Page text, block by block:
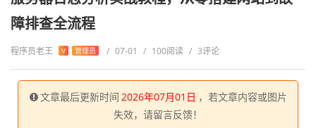
障排查全流程
程序员老王 V 管理员 / 07-01 / 100阅读 / 3评论
文章最后更新时间 2026年07月01日 ，若文章内容或图片
失效，请留言反馈！